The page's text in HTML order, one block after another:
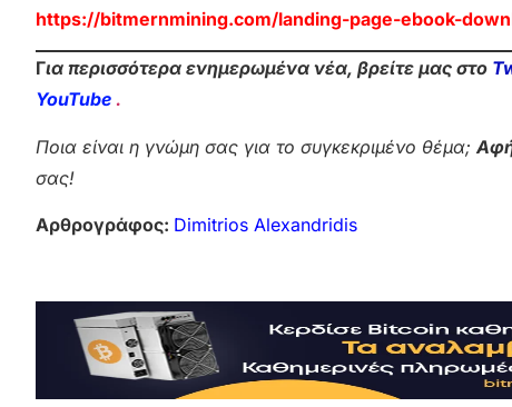
https://bitmernmining.com/landing-page-ebook-
Για περισσότερα ενημερωμένα νέα, βρείτε μας στο
YouTube .
Ποια είναι η γνώμη σας για το συγκεκριμένο θέμα;
σας!
Αρθρογράφος: Dimitrios Alexandridis